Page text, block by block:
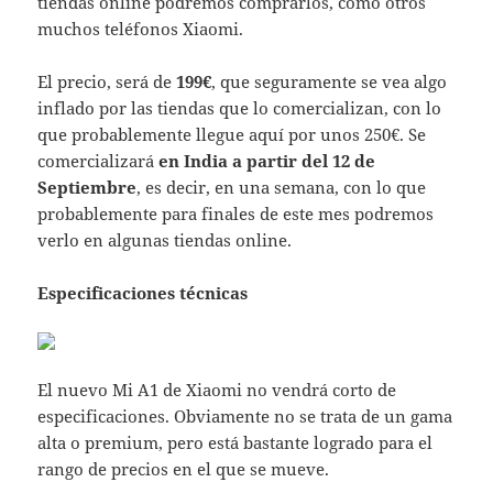
muchos teléfonos Xiaomi.
El precio, será de199€, que seguramente se vea algo
inflado por las tiendas que lo comercializan, con lo
que probablemente llegue aquí por unos 250€. Se
comercializaráen India a partir del 12 de
Septiembre, es decir, en una semana, con lo que
probablemente para finales de este mes podremos
verlo en algunas tiendas online.
Especificaciones técnicas
El nuevo Mi A1 de Xiaomi no vendrá corto de
especificaciones. Obviamente no se trata de un gama
alta o premium, pero está bastante logrado para el
rango de precios en el que se mueve.